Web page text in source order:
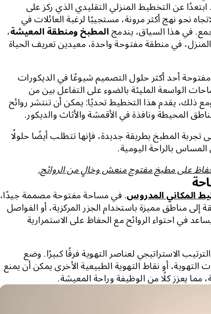
عن التخطيط المنزلي التقليدي الذي ركز على
نحو نهج أكثر مرونة، مستجيبًا لرغبة العائلات في
في هذا السياق، يندمج المطبخ ومنطقة المعيشة،
في منطقة مفتوحة واحدة، معيدين تعريف الحياة
أحد أكثر حلول التصميم شيوعًا في الديكورات
الواسعة المليئة بالضوء على التفاعل بين من
ذلك، يقدم هذا التخطيط تحديًا: يمكن أن تنتشر روائح
المحيطة ونافذة في الأقمشة والأثاث والديكور.
تجربة المطبخ بطريقة جديدة، فإنها تتطلب أيضًا حلولًا
بالراحة اليومية.
على مطبخ مفتوح منعش وخالٍ من الروائح.
المكاني المدروس. في مساحة مفتوحة مصممة جيدًا،
مناطق مميزة باستخدام الجزر المركزية، أو الفواصل
في احتواء الروائح مع الحفاظ على الاستمرارية
الاستراتيجي لعناصر التهوية فرقًا كبيرًا. وضع
التهوية، أو نقاط التهوية الطبيعية الأخرى يمكن أن يمنع
مما يعزز كلًا من الوظيفة وراحة المعيشة.